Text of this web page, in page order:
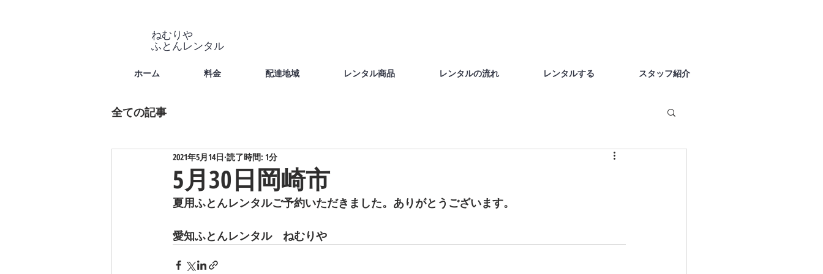
ホーム 料金 配達地域 レンタル商品 レンタルの流れ レンタルする スタッフ紹介
ねむりや
​ふとんレンタル
全ての記事
5月30日岡崎市
2021年5月14日 読了時間: 1分
夏用ふとんレンタルご予約いただきました。ありがとうございます。
愛知ふとんレンタル　ねむりや